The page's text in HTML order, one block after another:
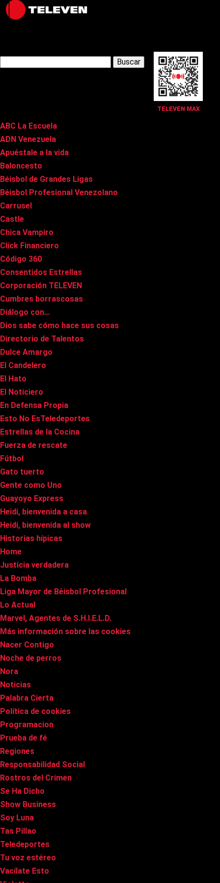
TELEVEN MAX
Latest Posts
ABC La Escuela
ADN Venezuela
Apuéstale a la vida
Baloncesto
Béisbol de Grandes Ligas
Béisbol Profesional Venezolano
Carrusel
Castle
Chica Vampiro
Click Financiero
Código 360
Consentidos Estrellas
Corporación TELEVEN
Cumbres borrascosas
Diálogo con…
Dios sabe cómo hace sus cosas
Directorio de Talentos
Dulce Amargo
El Candelero
El Hato
El Noticiero
En Defensa Propia
Esto No EsTeledeportes
Estrellas de la Cocina
Fuerza de rescate
Fútbol
Gato tuerto
Gente como Uno
Guayoyo Express
Heidi, bienvenida a casa
Heidi, bienvenida al show
Historias hípicas
Home
Justicia verdadera
La Bomba
Liga Mayor de Béisbol Profesional
Lo Actual
Marvel, Agentes de S.H.I.E.L.D.
Más información sobre las cookies
Nacer Contigo
Noche de perros
Nora
Noticias
Palabra Cierta
Política de cookies
Programacion
Prueba de fé
Regiones
Responsabilidad Social
Rostros del Crimen
Se Ha Dicho
Show Business
Soy Luna
Tas Pillao
Teledeportes
Tu voz estéreo
Vacílate Esto